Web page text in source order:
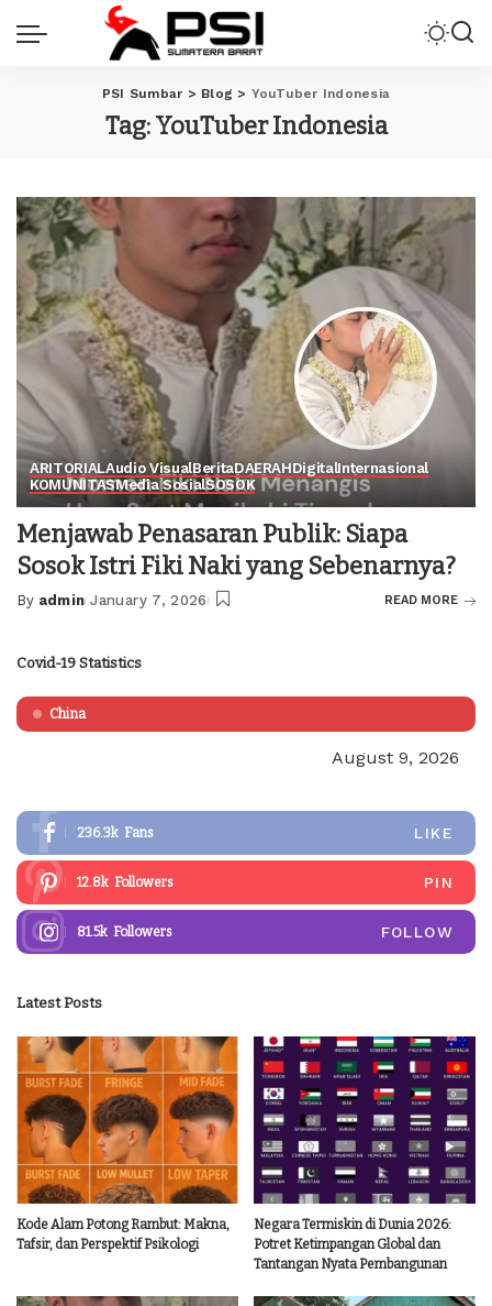
PSI Sumbar > Blog > YouTuber Indonesia
Tag:YouTuber Indonesia
ARITORIALAudio VisualBeritaDAERAHDigitalInternasional
KOMUNITASMedia SosialSOSOK
Menjawab Penasaran Publik: Siapa
Sosok Istri Fiki Naki yang Sebenarnya?
Posted
By admin January 7, 2026 READ MORE
Covid-19 Statistics
China
August 9, 2026
236.3k Fans LIKE
12.8k Followers PIN
81.5k Followers FOLLOW
Latest Posts
Kode Alam Potong Rambut: Makna,
Tafsir, dan Perspektif Psikologi
Negara Termiskin di Dunia 2026:
Potret Ketimpangan Global dan
Tantangan Nyata Pembangunan